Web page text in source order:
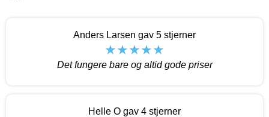
Anders Larsen gav 5 stjerner
Det fungere bare og altid gode priser
Helle O gav 4 stjerner